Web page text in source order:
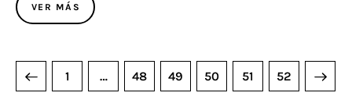
VER MÁS
1 … 48 49 50 51 52
>